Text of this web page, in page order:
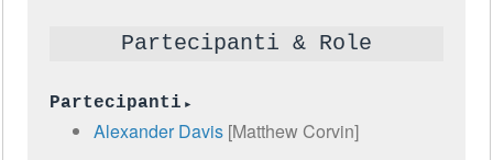
Partecipanti & Role
Partecipanti
Alexander Davis [Matthew Corvin]